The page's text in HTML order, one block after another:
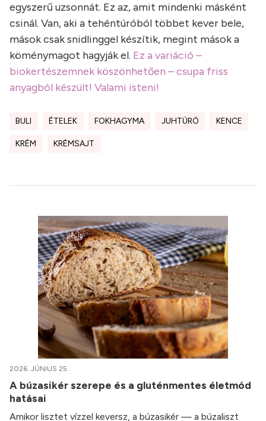
egyszerű uzsonnát. Ez az, amit mindenki másként
csinál. Van, aki a tehéntúróból többet kever bele,
mások csak snidlinggel készítik, megint mások a
köménymagot hagyják el. Ez a variáció –
biokertészemnek köszönhetően – csupa friss
anyagból készült! Valami isteni!
BULI ÉTELEK FOKHAGYMA JUHTÚRÓ KENCE
KRÉM KRÉMSAJT
2026. JÚNIUS 25.
A búzasikér szerepe és a gluténmentes életmód
hatásai
Amikor lisztet vízzel keversz, a búzasikér — a búzaliszt